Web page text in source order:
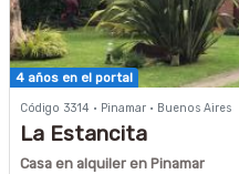
4 años en el portal
Código 3314 · Pinamar · Buenos Aires
La Estancita
Casa en alquiler en Pinamar